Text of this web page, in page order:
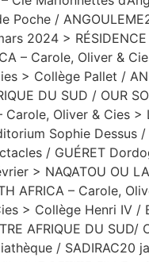
Poche /
2024 > RÉSIDENCE
– Carole, Oliver &
> Collège Pallet /
DU SUD / OUR
Carole, Oliver & Cies >
Sophie Dessus
/ GUÉRET
> NAQATOU OU
AFRICA – Carole,
> Collège Henri IV /
AFRIQUE DU SUD/
/ SADIRAC20